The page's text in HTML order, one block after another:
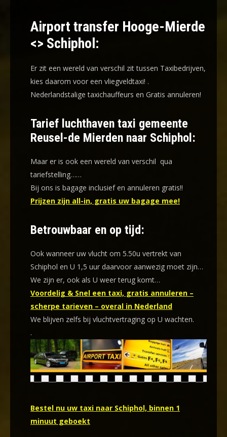
Airport transfer Hooge-Mierde
<> Schiphol:
Er zit een wereld van verschil zit tussen Taxibedrijven,
kies daarom voor een vliegveldtaxi! .
Nederlandstalige taxichauffeurs en Gratis annuleren!
Tarief luchthaven taxi gemeente
Reusel-de Mierden naar Schiphol:
Maar er is ook een wereld van verschil qua
tariefstelling……
Bij ons is bagage inclusief en annuleren gratis!!
Prijzen zijn all-in, gratis uw bagage mee!
Betrouwbaar en op tijd:
Ook wanneer uw vlucht om 5.50u vertrekt van
Schiphol en U 1,5 uur daarvoor aanwezig moet zijn…
We zijn er, ook als U weer terug komt…
Voordelig & Snel een taxi, gratis annuleren –
scherpe tarieven – overal in Nederland
We blijven zelfs bij vluchtvertraging op U wachten.
.
Bestel nu uw taxi naar Schiphol, binnen 1
minuut geboekt